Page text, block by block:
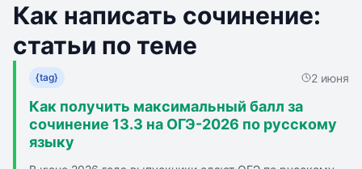
Как написать сочинение:
статьи по теме
{tag} 2 июня
Как получить максимальный балл за
сочинение 13.3 на ОГЭ-2026 по русскому
языку